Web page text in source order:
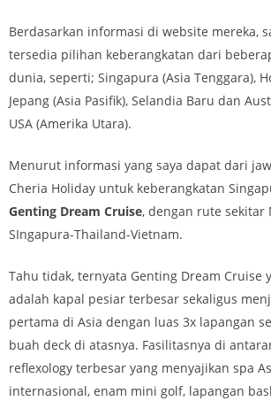
Berdasarkan informasi di website mereka,
tersedia pilihan keberangkatan dari
dunia, seperti; Singapura (Asia Tenggara),
Jepang (Asia Pasifik), Selandia Baru dan
USA (Amerika Utara).
Menurut informasi yang saya dapat dari
Cheria Holiday untuk keberangkatan
Genting Dream Cruise, dengan rute sekitar
SIngapura-Thailand-Vietnam.
Tahu tidak, ternyata Genting Dream Cruise
adalah kapal pesiar terbesar sekaligus
pertama di Asia dengan luas 3x lapangan
buah deck di atasnya. Fasilitasnya di
reflexology terbesar yang menyajikan spa
internasional, enam mini golf, lapangan